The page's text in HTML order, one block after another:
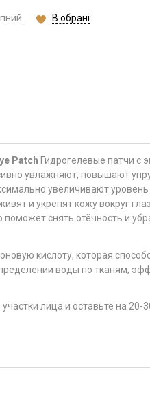
В обрані
Patch Гидрогелевые патчи с
увлажняют, повышают
увеличивают
и укрепят кожу вокруг
снять отёчность и
кислоту, которая
воды по тканям,
лица и оставьте на 20-